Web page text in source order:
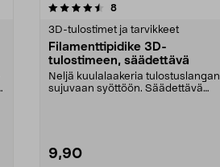
8arvostelut
3D-tulostimet ja tarvikkeet
Filamenttipidike 3D-
tulostimeen, säädettävä
Neljä kuulalaakeria tulostuslangan
sujuvaan syöttöön. Säädettävä
9,90
5.0 viidestä